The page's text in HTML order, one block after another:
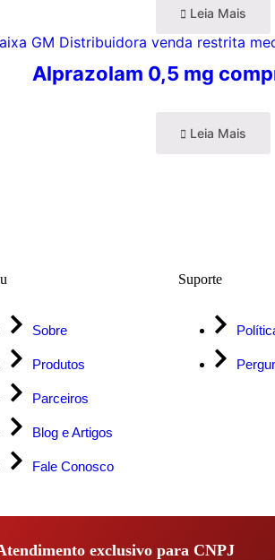
Leia Mais
Alprazolam 0,5 mg
Leia Mais
Sobre
Produtos
Parceiros
Blog e Artigos
Fale Conosco
Suporte
exclusivo para CNPJ